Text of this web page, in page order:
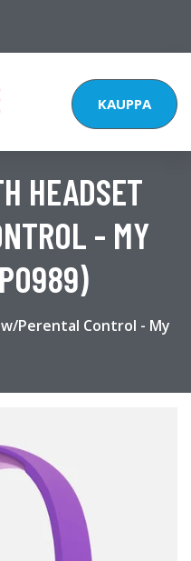
KAUPPA
HEADSET
- MY
Perental Control - My